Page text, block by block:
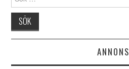
ANNONS